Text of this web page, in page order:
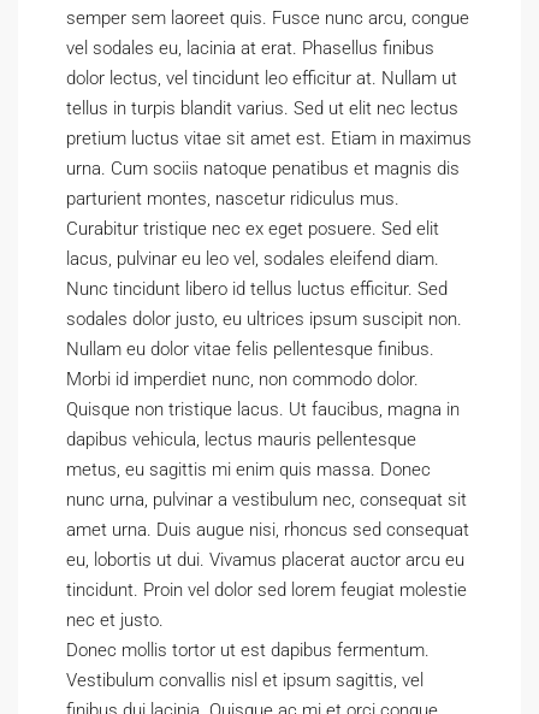
semper sem laoreet quis. Fusce nunc arcu, congue
vel sodales eu, lacinia at erat. Phasellus finibus
dolor lectus, vel tincidunt leo efficitur at. Nullam ut
tellus in turpis blandit varius. Sed ut elit nec lectus
pretium luctus vitae sit amet est. Etiam in maximus
urna. Cum sociis natoque penatibus et magnis dis
parturient montes, nascetur ridiculus mus.
Curabitur tristique nec ex eget posuere. Sed elit
lacus, pulvinar eu leo vel, sodales eleifend diam.
Nunc tincidunt libero id tellus luctus efficitur. Sed
sodales dolor justo, eu ultrices ipsum suscipit non.
Nullam eu dolor vitae felis pellentesque finibus.
Morbi id imperdiet nunc, non commodo dolor.
Quisque non tristique lacus. Ut faucibus, magna in
dapibus vehicula, lectus mauris pellentesque
metus, eu sagittis mi enim quis massa. Donec
nunc urna, pulvinar a vestibulum nec, consequat sit
amet urna. Duis augue nisi, rhoncus sed consequat
eu, lobortis ut dui. Vivamus placerat auctor arcu eu
tincidunt. Proin vel dolor sed lorem feugiat molestie
nec et justo.
Donec mollis tortor ut est dapibus fermentum.
Vestibulum convallis nisl et ipsum sagittis, vel